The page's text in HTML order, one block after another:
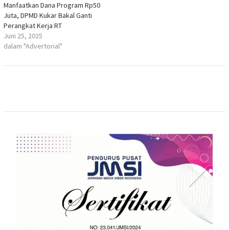
Manfaatkan Dana Program Rp50
Juta, DPMD Kukar Bakal Ganti
Perangkat Kerja RT
Juni 25, 2025
dalam "Advertorial"